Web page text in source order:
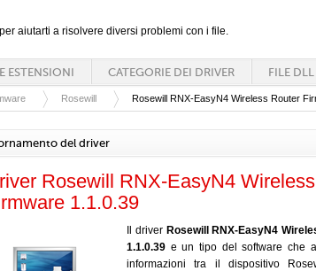
aiutarti a risolvere diversi problemi con i file.
ESTENSIONI CATEGORIE DEI DRIVER FILE DLL
Rosewill Rosewill RNX-EasyN4 Wireless Router
del driver
Rosewill RNX-EasyN4
1.1.0.39
Il driver Rosewill RNX-EasyN4
1.1.0.39 e un tipo del software che
informazioni tra il dispositivo